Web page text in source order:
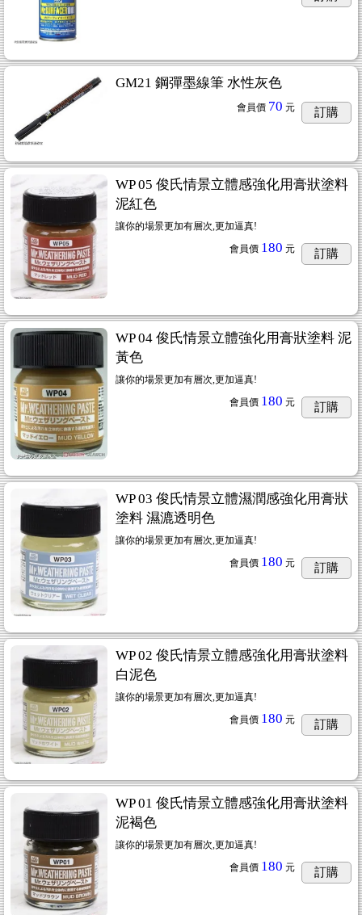
GM21 鋼彈墨線筆 水性灰色
會員價 70 元 訂購
WP 05 俊氏情景立體感強化用膏狀塗料
泥紅色
讓你的場景更加有層次,更加逼真!
會員價 180 元 訂購
WP 04 俊氏情景立體強化用膏狀塗料 泥
黃色
讓你的場景更加有層次,更加逼真!
會員價 180 元 訂購
WP 03 俊氏情景立體濕潤感強化用膏狀
塗料 濕漉透明色
讓你的場景更加有層次,更加逼真!
會員價 180 元 訂購
WP 02 俊氏情景立體感強化用膏狀塗料
白泥色
讓你的場景更加有層次,更加逼真!
會員價 180 元 訂購
WP 01 俊氏情景立體感強化用膏狀塗料
泥褐色
讓你的場景更加有層次,更加逼真!
會員價 180 元 訂購